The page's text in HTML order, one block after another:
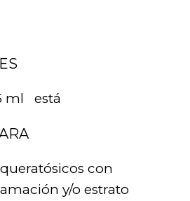
ml está
con
y/o estrato